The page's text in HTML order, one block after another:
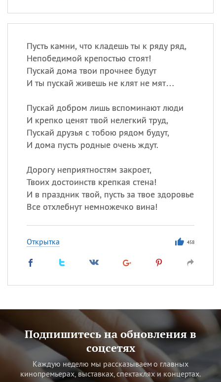
Пусть камни, что кладешь ты к ряду ряд,
Непобедимой крепостью стоят!
Пускай дома твои прочнее будут
И ты пускай живешь не клят не мят…
Пускай добром лишь вспоминают люди
И крепко ценят твой нелегкий труд,
Пускай друзья с тобою рядом будут,
И дома пусть родные очень ждут.
Дорогу неприятностям закроет,
Твоих достоинств крепкая стена!
И в праздник твой, пусть за твое здоровье
Все отхлебнут немножечко вина!
Открытка 458
Подпишитесь на обновления в
соцсетях
Каждую неделю мы рассказываем о главных
кинопремьерах, выставках, спектаклях и концертах.